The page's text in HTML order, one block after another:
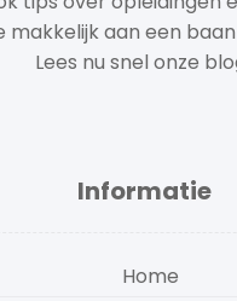
makkelijk aan een
Lees nu snel onze
Informatie
Home